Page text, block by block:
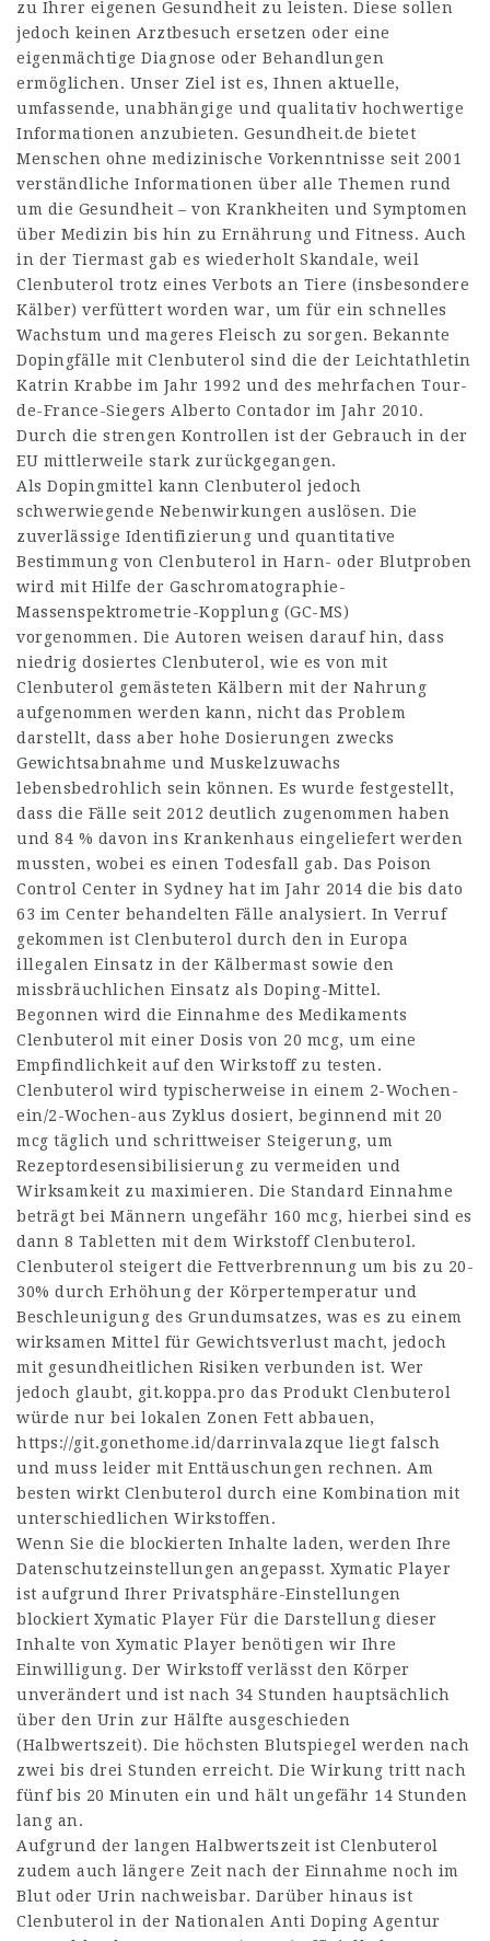
zu Ihrer eigenen Gesundheit zu leisten. Diese sollen
jedoch keinen Arztbesuch ersetzen oder eine
eigenmächtige Diagnose oder Behandlungen
ermöglichen. Unser Ziel ist es, Ihnen aktuelle,
umfassende, unabhängige und qualitativ hochwertige
Informationen anzubieten. Gesundheit.de bietet
Menschen ohne medizinische Vorkenntnisse seit 2001
verständliche Informationen über alle Themen rund
um die Gesundheit – von Krankheiten und Symptomen
über Medizin bis hin zu Ernährung und Fitness. Auch
in der Tiermast gab es wiederholt Skandale, weil
Clenbuterol trotz eines Verbots an Tiere (insbesondere
Kälber) verfüttert worden war, um für ein schnelles
Wachstum und mageres Fleisch zu sorgen. Bekannte
Dopingfälle mit Clenbuterol sind die der Leichtathletin
Katrin Krabbe im Jahr 1992 und des mehrfachen Tour-
de-France-Siegers Alberto Contador im Jahr 2010.
Durch die strengen Kontrollen ist der Gebrauch in der
EU mittlerweile stark zurückgegangen.
Als Dopingmittel kann Clenbuterol jedoch
schwerwiegende Nebenwirkungen auslösen. Die
zuverlässige Identifizierung und quantitative
Bestimmung von Clenbuterol in Harn- oder Blutproben
wird mit Hilfe der Gaschromatographie-
Massenspektrometrie-Kopplung (GC-MS)
vorgenommen. Die Autoren weisen darauf hin, dass
niedrig dosiertes Clenbuterol, wie es von mit
Clenbuterol gemästeten Kälbern mit der Nahrung
aufgenommen werden kann, nicht das Problem
darstellt, dass aber hohe Dosierungen zwecks
Gewichtsabnahme und Muskelzuwachs
lebensbedrohlich sein können. Es wurde festgestellt,
dass die Fälle seit 2012 deutlich zugenommen haben
und 84 % davon ins Krankenhaus eingeliefert werden
mussten, wobei es einen Todesfall gab. Das Poison
Control Center in Sydney hat im Jahr 2014 die bis dato
63 im Center behandelten Fälle analysiert. In Verruf
gekommen ist Clenbuterol durch den in Europa
illegalen Einsatz in der Kälbermast sowie den
missbräuchlichen Einsatz als Doping-Mittel.
Begonnen wird die Einnahme des Medikaments
Clenbuterol mit einer Dosis von 20 mcg, um eine
Empfindlichkeit auf den Wirkstoff zu testen.
Clenbuterol wird typischerweise in einem 2-Wochen-
ein/2-Wochen-aus Zyklus dosiert, beginnend mit 20
mcg täglich und schrittweiser Steigerung, um
Rezeptordesensibilisierung zu vermeiden und
Wirksamkeit zu maximieren. Die Standard Einnahme
beträgt bei Männern ungefähr 160 mcg, hierbei sind es
dann 8 Tabletten mit dem Wirkstoff Clenbuterol.
Clenbuterol steigert die Fettverbrennung um bis zu 20-
30% durch Erhöhung der Körpertemperatur und
Beschleunigung des Grundumsatzes, was es zu einem
wirksamen Mittel für Gewichtsverlust macht, jedoch
mit gesundheitlichen Risiken verbunden ist. Wer
jedoch glaubt, git.koppa.pro das Produkt Clenbuterol
würde nur bei lokalen Zonen Fett abbauen,
https://git.gonethome.id/darrinvalazque liegt falsch
und muss leider mit Enttäuschungen rechnen. Am
besten wirkt Clenbuterol durch eine Kombination mit
unterschiedlichen Wirkstoffen.
Wenn Sie die blockierten Inhalte laden, werden Ihre
Datenschutzeinstellungen angepasst. Xymatic Player
ist aufgrund Ihrer Privatsphäre-Einstellungen
blockiert Xymatic Player Für die Darstellung dieser
Inhalte von Xymatic Player benötigen wir Ihre
Einwilligung. Der Wirkstoff verlässt den Körper
unverändert und ist nach 34 Stunden hauptsächlich
über den Urin zur Hälfte ausgeschieden
(Halbwertszeit). Die höchsten Blutspiegel werden nach
zwei bis drei Stunden erreicht. Die Wirkung tritt nach
fünf bis 20 Minuten ein und hält ungefähr 14 Stunden
lang an.
Aufgrund der langen Halbwertszeit ist Clenbuterol
zudem auch längere Zeit nach der Einnahme noch im
Blut oder Urin nachweisbar. Darüber hinaus ist
Clenbuterol in der Nationalen Anti Doping Agentur